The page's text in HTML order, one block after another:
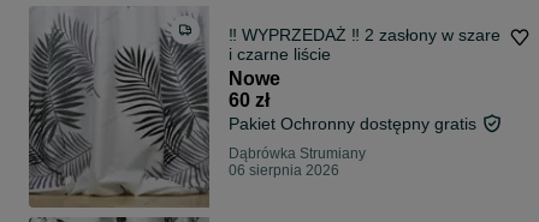
‼️ WYPRZEDAŻ ‼️ 2 zasłony w szare
i czarne liście
Nowe
60 zł
Pakiet Ochronny dostępny gratis
Dąbrówka Strumiany
06 sierpnia 2026